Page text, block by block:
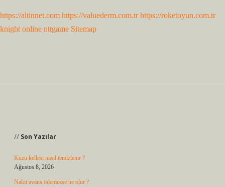
https://altinnet.com https://valuederm.com.tr https://roketoyun.com.tr
knight online nttgame Sitemap
Son Yazılar
Kuzu kellesi nasıl temizlenir ?
Ağustos 8, 2026
Nakit avans ödemezse ne olur ?